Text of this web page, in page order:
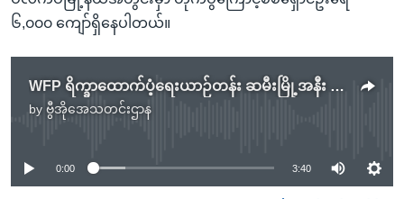
၆,၀၀၀ ကျော်ရှိနေပါတယ်။
WFP ရိက္ခာထောက်ပံ့ရေးယာဉ်တန်း ဆမီးမြို့အနီး ပစ်ခတ်ခံရ
by ဗွီအိုအေသတင်းဌာန
No media source currently available
0:00 3:40